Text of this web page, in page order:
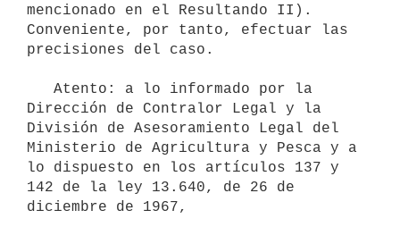
mencionado en el Resultando II).
Conveniente, por tanto, efectuar las
precisiones del caso.
Dirección de Contralor Legal y la
División de Asesoramiento Legal del
Ministerio de Agricultura y Pesca y a
lo dispuesto en los artículos 137 y
142 de la ley 13.640, de 26 de
diciembre de 1967,